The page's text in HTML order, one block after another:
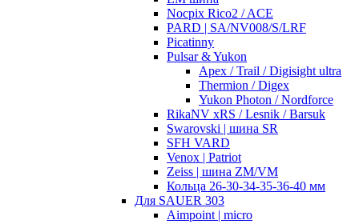
Nocpix Rico2 / ACE
PARD | SA/NV008/S/LRF
Picatinny
Pulsar & Yukon
Apex / Trail / Digisight ultra
Thermion / Digex
Yukon Photon / Nordforce
RikaNV xRS / Lesnik / Barsuk
Swarovski | шина SR
SFH VARD
Venox | Patriot
Zeiss | шина ZM/VM
Кольца 26-30-34-35-36-40 мм
Для SAUER 303
Aimpoint | micro